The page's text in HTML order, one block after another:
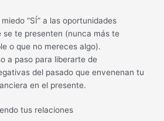
“SÍ” a las oportunidades
se te presenten (nunca más te
o que no mereces algo).
a paso para liberarte de
del pasado que envenenan tu
en el presente.
tus relaciones